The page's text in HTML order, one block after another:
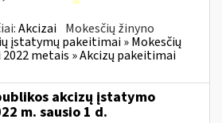
Akcizai Mokesčių žinyno
įstatymų pakeitimai » Mokesčių
metais » Akcizų pakeitimai
akcizų įstatymo
m. sausio 1 d.